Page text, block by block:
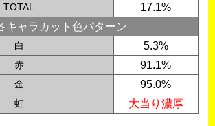
TOTAL
17.1%
キャラカット色パターン
白 5.3%
赤 91.1%
金 95.0%
虹 大当り濃厚